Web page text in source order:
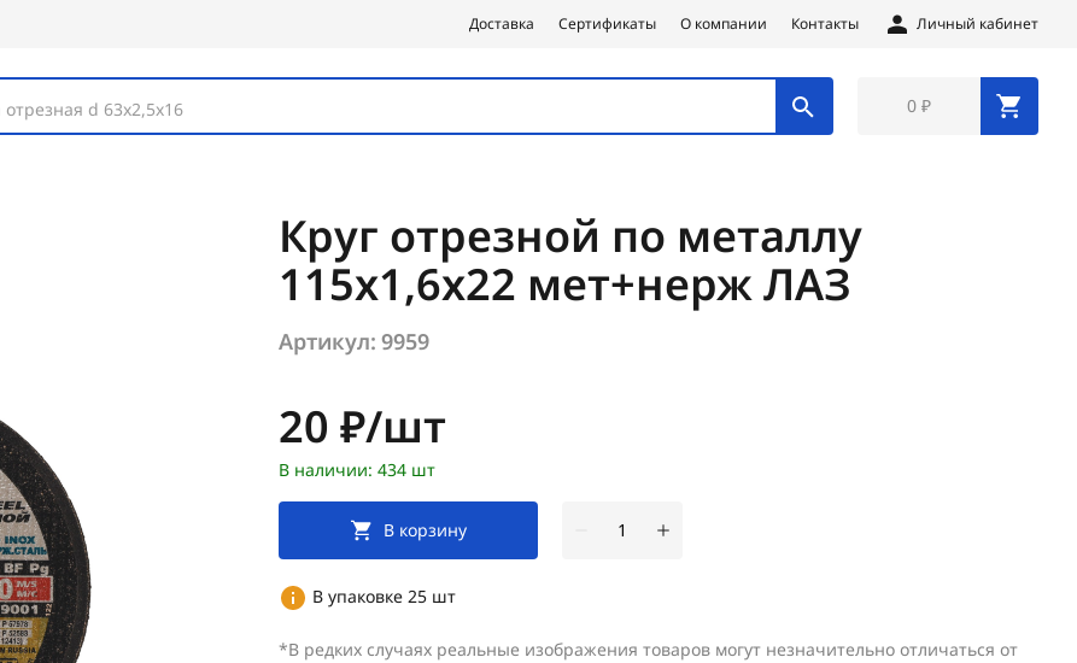
Доставка Сертификаты О компании Контакты Личный кабинет
d 63х2,5х16 0 ₽
Круг отрезной по металлу
115х1,6х22 мет+нерж ЛАЗ
Артикул: 9959
Цена:
20 ₽/шт
В наличии: 434 шт
В корзину
В упаковке 25 шт
*В редких случаях реальные изображения товаров могут незначительно отличаться от